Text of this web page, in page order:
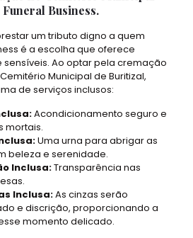
Business.
um tributo digno a quem
é a escolha que oferece
Ao optar pela cremação
Municipal de Buritizal,
de serviços inclusos:
Acondicionamento seguro e
mortais.
Uma urna para abrigar as
beleza e serenidade.
Inclusa:Transparência nas
Inclusa:As cinzas serão
e discrição, proporcionando a
momento delicado.